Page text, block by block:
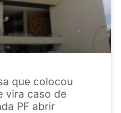
que colocou
vira caso de
PF abrir